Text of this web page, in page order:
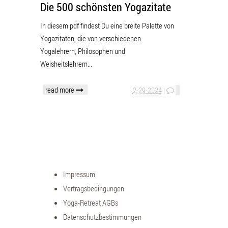
Die 500 schönsten Yogazitate
In diesem pdf findest Du eine breite Palette von
Yogazitaten, die von verschiedenen
Yogalehrern, Philosophen und
Weisheitslehrern...
read more 2-29-2024 |
Impressum
Vertragsbedingungen
Yoga-Retreat AGBs
Datenschutzbestimmungen